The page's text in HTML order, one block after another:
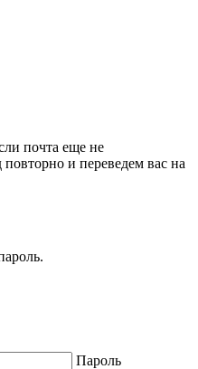
почта еще не
и переведем вас на
Пароль